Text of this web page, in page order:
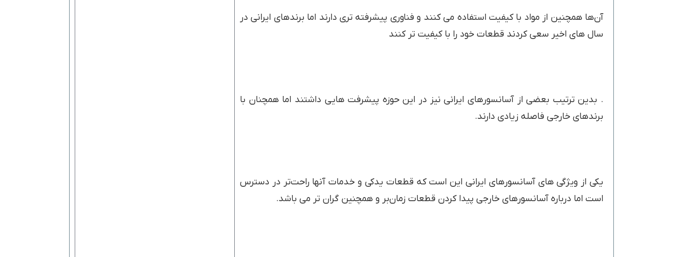
آن‌ها همچنین از مواد با کیفیت استفاده می کنند و فناوری پیشرفته تری دارند اما برندهای ایرانی در
سال های اخیر سعی کردند قطعات خود را با کیفیت تر کنند
. بدین ترتیب بعضی از آسانسورهای ایرانی نیز در این حوزه پیشرفت هایی داشتند اما همچنان با
برندهای خارجی فاصله زیادی دارند.
یکی از ویژگی های آسانسورهای ایرانی این است که قطعات یدکی و خدمات آنها راحت‌تر در دسترس
است اما درباره آسانسورهای خارجی پیدا کردن قطعات زمان‌بر و همچنین گران تر می باشد.